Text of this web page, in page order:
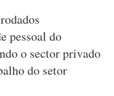
pessoal do
o sector privado
do setor